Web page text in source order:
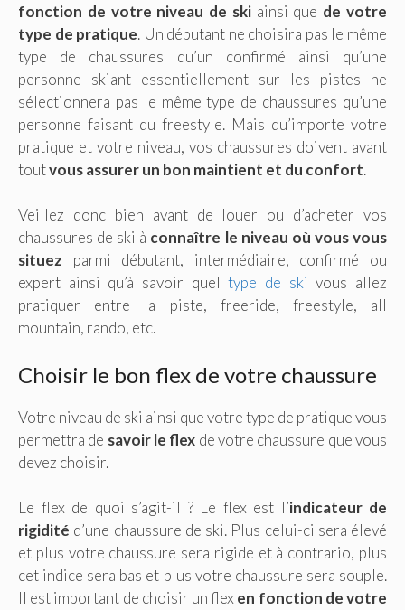
fonction de votre niveau de skiainsi que de votre
type de pratique. Un débutant ne choisira pas le même
type de chaussures qu’un confirmé ainsi qu’une
personne skiant essentiellement sur les pistes ne
sélectionnera pas le même type de chaussures qu’une
personne faisant du freestyle. Mais qu’importe votre
pratique et votre niveau, vos chaussures doivent avant
toutvous assurer un bon maintient et du confort.
Veillez donc bien avant de louer ou d’acheter vos
chaussures de ski à connaître le niveau où vous vous
situez parmi débutant, intermédiaire, confirmé ou
expert ainsi qu’à savoir queltype de ski vous allez
pratiquer entre la piste, freeride, freestyle, all
mountain, rando, etc.
Choisir le bon flex de votre chaussure
Votre niveau de ski ainsi que votre type de pratique vous
permettra de savoir le flex de votre chaussure que vous
devez choisir.
Le flex de quoi s’agit-il ? Le flex est l’indicateur de
rigidité d’une chaussure de ski. Plus celui-ci sera élevé
et plus votre chaussure sera rigide et à contrario, plus
cet indice sera bas et plus votre chaussure sera souple.
Il est important de choisir un flex en fonction de votre